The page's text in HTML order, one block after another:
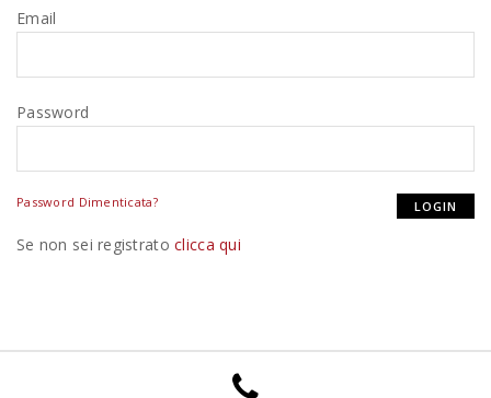
Email
Password
Password Dimenticata?
Se non sei registratoclicca qui